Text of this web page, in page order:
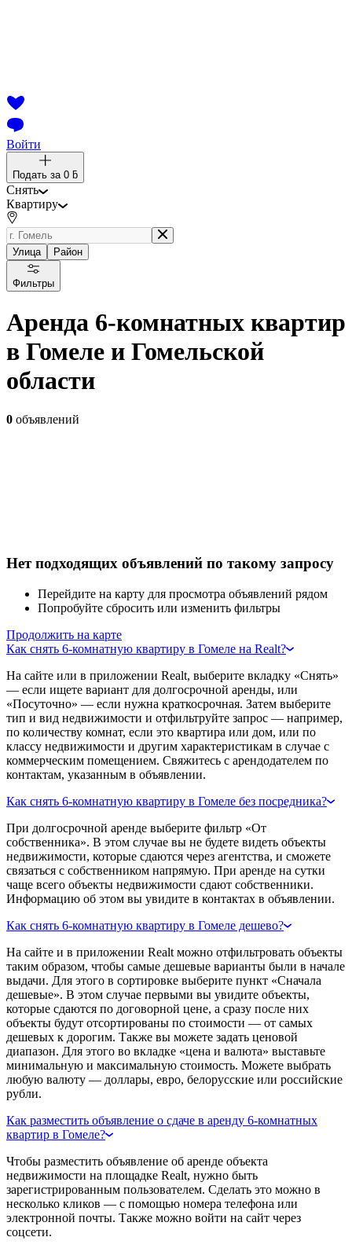
Войти
Подать за 0 ƃ
Снять
Квартиру
Улица Район
Фильтры
Аренда 6-комнатных квартир
в Гомеле и Гомельской
области
0 объявлений
Нет подходящих объявлений по такому запросу
Перейдите на карту для просмотра объявлений рядом
Попробуйте сбросить или изменить фильтры
Продолжить на карте
Как снять 6-комнатную квартиру в Гомеле на Realt?
На сайте или в приложении Realt, выберите вкладку «Снять»
— если ищете вариант для долгосрочной аренды, или
«Посуточно» — если нужна краткосрочная. Затем выберите
тип и вид недвижимости и отфильтруйте запрос — например,
по количеству комнат, если это квартира или дом, или по
классу недвижимости и другим характеристикам в случае с
коммерческим помещением. Свяжитесь с арендодателем по
контактам, указанным в объявлении.
Как снять 6-комнатную квартиру в Гомеле без посредника?
При долгосрочной аренде выберите фильтр «От
собственника». В этом случае вы не будете видеть объекты
недвижимости, которые сдаются через агентства, и сможете
связаться с собственником напрямую. При аренде на сутки
чаще всего объекты недвижимости сдают собственники.
Информацию об этом вы увидите в контактах в объявлении.
Как снять 6-комнатную квартиру в Гомеле дешево?
На сайте и в приложении Realt можно отфильтровать объекты
таким образом, чтобы самые дешевые варианты были в начале
выдачи. Для этого в сортировке выберите пункт «Сначала
дешевые». В этом случае первыми вы увидите объекты,
которые сдаются по договорной цене, а сразу после них
объекты будут отсортированы по стоимости — от самых
дешевых к дорогим. Также вы можете задать ценовой
диапазон. Для этого во вкладке «цена и валюта» выставьте
минимальную и максимальную стоимость. Можете выбрать
любую валюту — доллары, евро, белорусские или российские
рубли.
Как разместить объявление о сдаче в аренду 6-комнатных
квартир в Гомеле?
Чтобы разместить объявление об аренде объекта
недвижимости на площадке Realt, нужно быть
зарегистрированным пользователем. Сделать это можно в
несколько кликов — с помощью номера телефона или
электронной почты. Также можно войти на сайт через
соцсети.